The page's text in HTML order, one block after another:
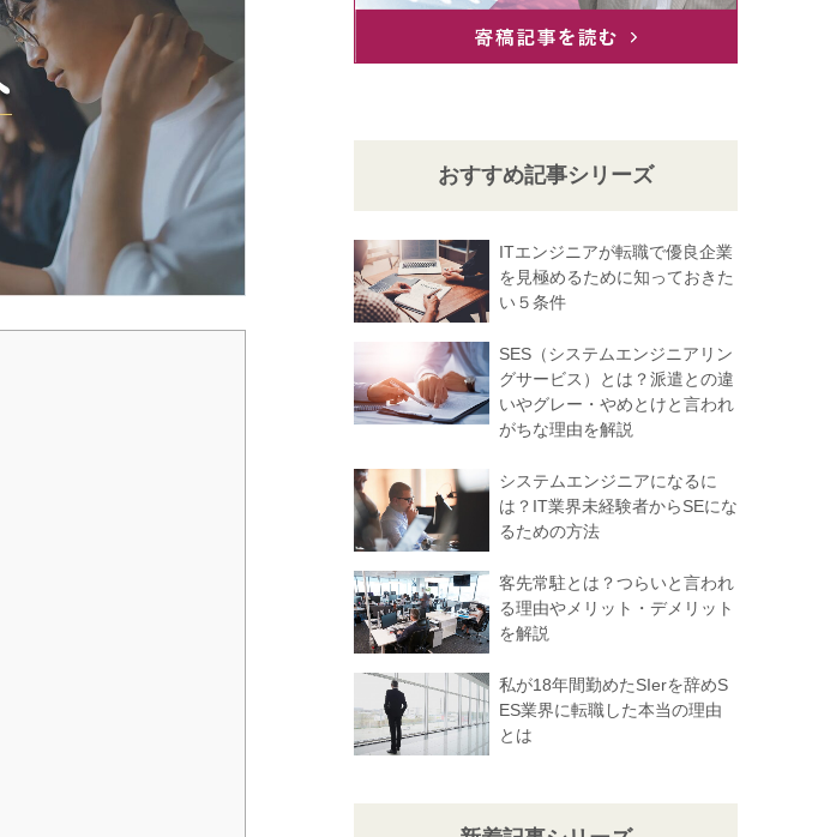
おすすめ記事シリーズ
ITエンジニアが転職で優良企業
を見極めるために知っておきた
い５条件
SES（システムエンジニアリン
グサービス）とは？派遣との違
いやグレー・やめとけと言われ
がちな理由を解説
システムエンジニアになるに
は？IT業界未経験者からSEにな
るための方法
客先常駐とは？つらいと言われ
る理由やメリット・デメリット
を解説
私が18年間勤めたSIerを辞めS
ES業界に転職した本当の理由
とは